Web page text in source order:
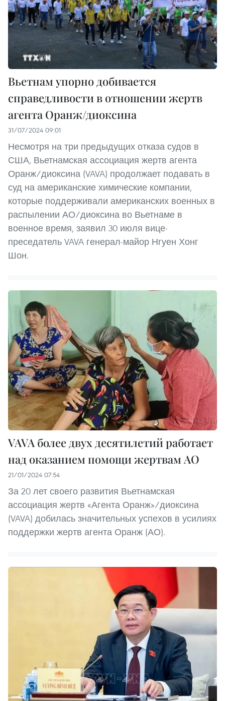
Вьетнам упорно добивается
справедливости в отношении жертв
агента Оранж/диоксина
31/07/2024 09:01
Несмотря на три предыдущих отказа судов в
США, Вьетнамская ассоциация жертв агента
Оранж/диоксина (VAVA) продолжает подавать в
суд на американские химические компании,
которые поддерживали американских военных в
распылении АО/диоксина во Вьетнаме в
военное время, заявил 30 июля вице-
преседатель VAVA генерал-майор Нгуен Хонг
Шон.
VAVA более двух десятилетий работает
над оказанием помощи жертвам АО
21/01/2024 07:54
За 20 лет своего развития Вьетнамская
ассоциация жертв «Агента Оранж»/диоксина
(VAVA) добилась значительных успехов в усилиях
поддержки жертв агента Оранж (АО).